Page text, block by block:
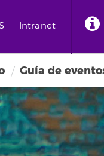
Intranet
Guía de